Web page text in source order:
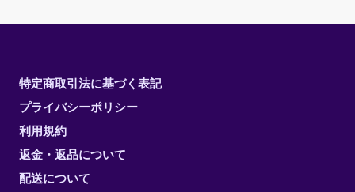
特定商取引法に基づく表記
プライバシーポリシー
利用規約
返金・返品について
配送について